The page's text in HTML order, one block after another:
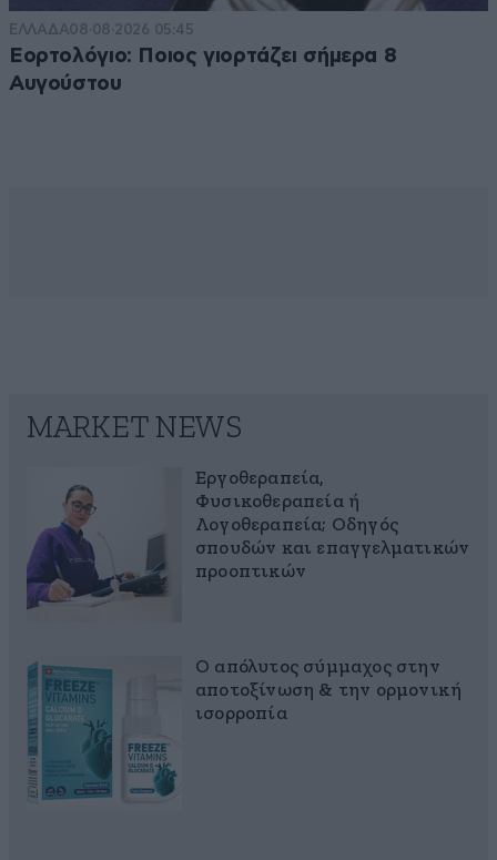
ΕΛΛΑΔΑ08·08·2026 05:45
Εορτολόγιο: Ποιος γιορτάζει σήμερα 8
Αυγούστου
MARKET NEWS
Εργοθεραπεία,
Φυσικοθεραπεία ή
Λογοθεραπεία; Οδηγός
σπουδών και επαγγελματικών
προοπτικών
Ο απόλυτος σύμμαχος στην
αποτοξίνωση & την ορμονική
ισορροπία